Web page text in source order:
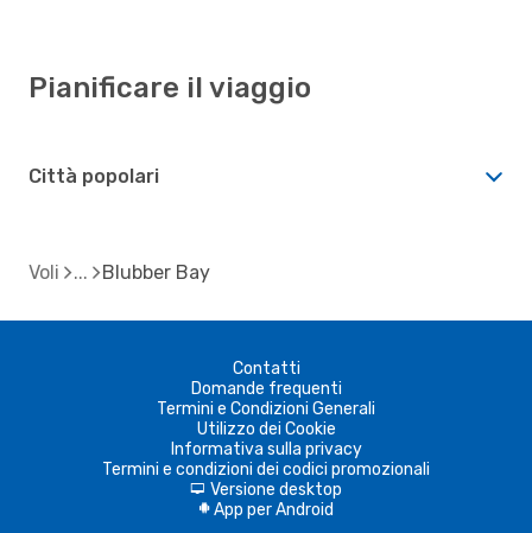
Pianificare il viaggio
Città popolari
Voli Blubber Bay
Contatti
Domande frequenti
Termini e Condizioni Generali
Utilizzo dei Cookie
Informativa sulla privacy
Termini e condizioni dei codici promozionali
d Versione desktop
A App per Android